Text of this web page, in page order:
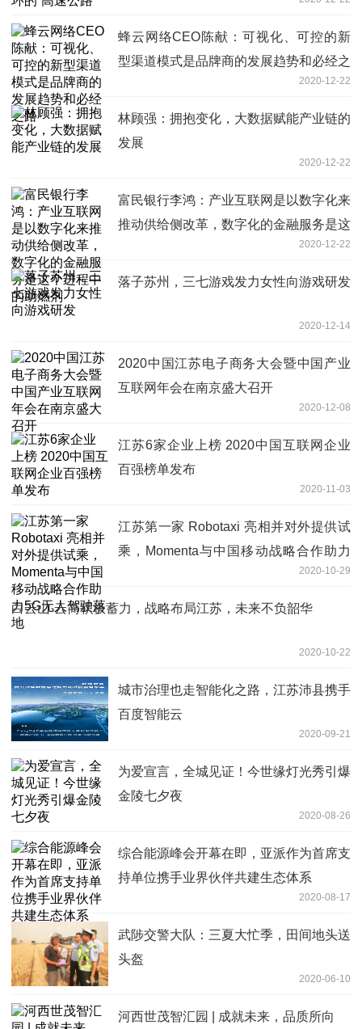
蜂云网络CEO陈献：可视化、可控的新
型渠道模式是品牌商的发展趋势和必经之
2020-12-22
林顾强：拥抱变化，大数据赋能产业链的
发展
2020-12-22
富民银行李鸿：产业互联网是以数字化来
推动供给侧改革，数字化的金融服务是这
2020-12-22
落子苏州，三七游戏发力女性向游戏研发
2020-12-14
2020中国江苏电子商务大会暨中国产业
互联网年会在南京盛大召开
2020-12-08
江苏6家企业上榜 2020中国互联网企业
百强榜单发布
2020-11-03
江苏第一家 Robotaxi 亮相并对外提供试
乘，Momenta与中国移动战略合作助力
2020-10-29
白云山·云简积极蓄力，战略布局江苏，未来不负韶华
2020-10-22
城市治理也走智能化之路，江苏沛县携手
百度智能云
2020-09-21
为爱宣言，全城见证！今世缘灯光秀引爆
金陵七夕夜
2020-08-26
综合能源峰会开幕在即，亚派作为首席支
持单位携手业界伙伴共建生态体系
2020-08-17
武陟交警大队：三夏大忙季，田间地头送
头盔
2020-06-10
河西世茂智汇园 | 成就未来，品质所向